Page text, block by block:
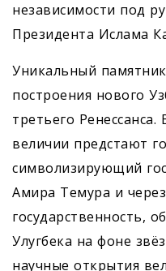
независимости под
Президента Ислама
Уникальный
построения нового
третьего
величии предстают
символизирующий
Амира Темура и
государственность,
Улугбека на фоне
научные открытия